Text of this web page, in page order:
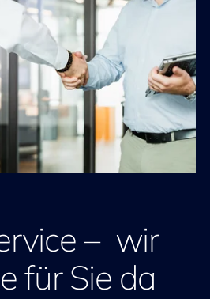
– wir
für Sie da